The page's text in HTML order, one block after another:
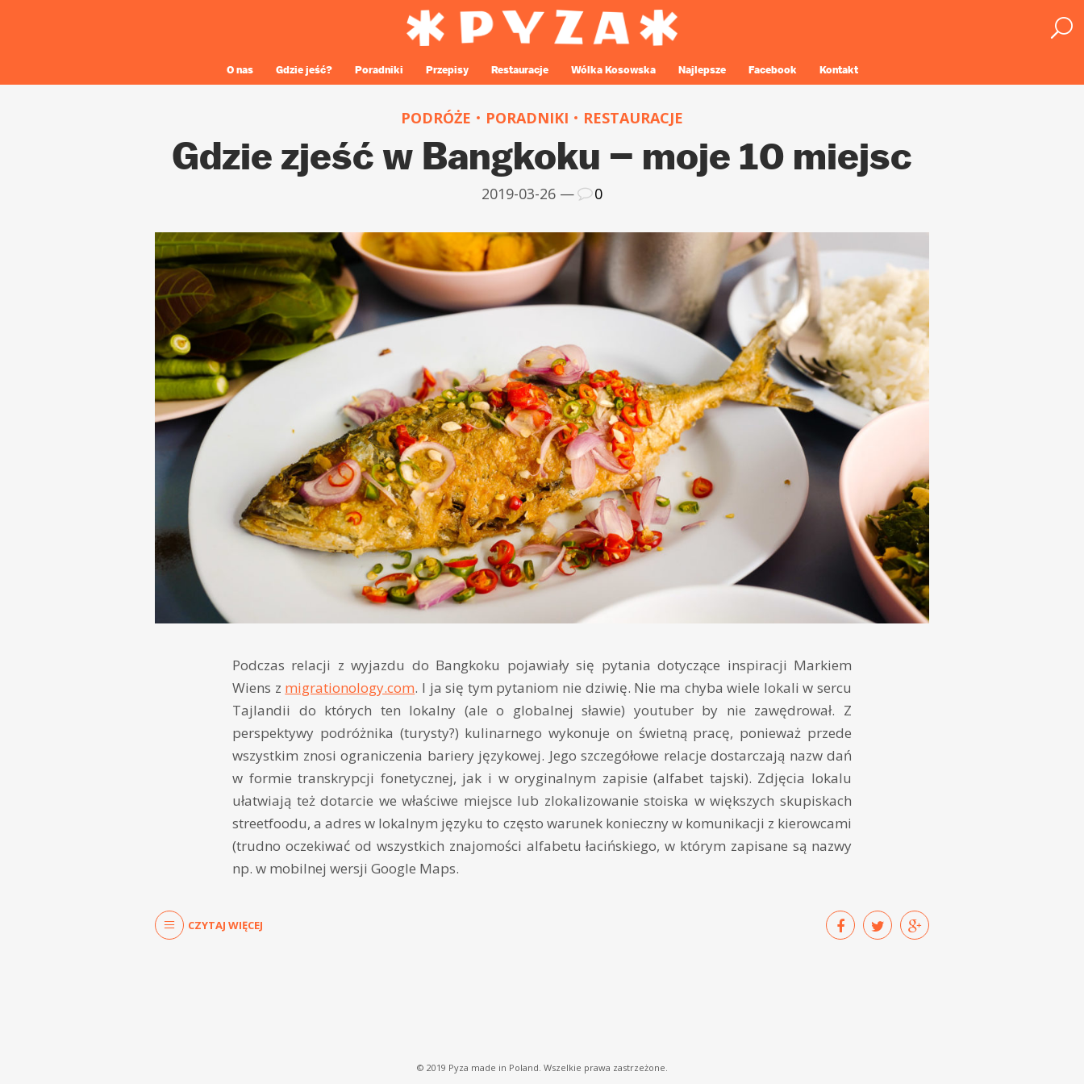
O nas Gdzie jeść? Poradniki Przepisy Restauracje Wólka Kosowska Najlepsze Facebook Kontakt
PODRÓŻE PORADNIKI RESTAURACJE
Gdzie zjeść w Bangkoku – moje 10 miejsc
2019-03-26 — 0
Podczas relacji z wyjazdu do Bangkoku pojawiały się pytania dotyczące inspiracji Markiem
Wiens z migrationology.com. I ja się tym pytaniom nie dziwię. Nie ma chyba wiele lokali w sercu
Tajlandii do których ten lokalny (ale o globalnej sławie) youtuber by nie zawędrował. Z
perspektywy podróżnika (turysty?) kulinarnego wykonuje on świetną pracę, ponieważ przede
wszystkim znosi ograniczenia bariery językowej. Jego szczegółowe relacje dostarczają nazw dań
w formie transkrypcji fonetycznej, jak i w oryginalnym zapisie (alfabet tajski). Zdjęcia lokalu
ułatwiają też dotarcie we właściwe miejsce lub zlokalizowanie stoiska w większych skupiskach
streetfoodu, a adres w lokalnym języku to często warunek konieczny w komunikacji z kierowcami
(trudno oczekiwać od wszystkich znajomości alfabetu łacińskiego, w którym zapisane są nazwy
np. w mobilnej wersji Google Maps.
CZYTAJ WIĘCEJ
© 2019 Pyza made in Poland. Wszelkie prawa zastrzeżone.